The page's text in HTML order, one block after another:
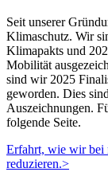
Seit unserer
Klimaschutz. Wir
Klimapakts und
Mobilität
sind wir 2025
geworden. Dies
Auszeichnungen.
folgende Seite.
Erfahrt, wie wir bei
reduzieren.>